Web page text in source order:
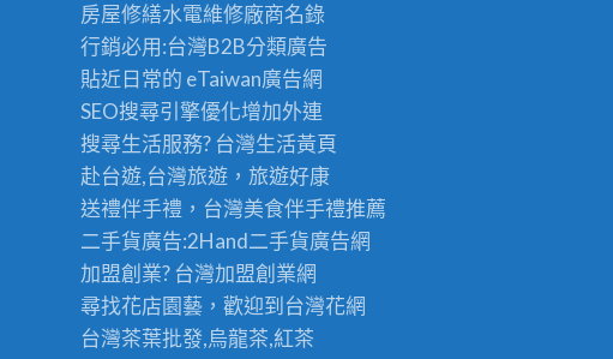
中
批
發
供
應
商
，
頂
級
老
茶
批
發
首
選
〉
批
發
：
台
灣
高
山
茶
王
級
的
品
享
受
〉
房屋修繕水電維修廠商名錄
行銷必用:台灣B2B分類廣告
貼近日常的 eTaiwan廣告網
SEO搜尋引擎優化增加外連
搜尋生活服務? 台灣生活黃頁
赴台遊,台灣旅遊 ，旅遊好康
送禮伴手禮，台灣美食伴手禮推薦
二手貨廣告:2Hand二手貨廣告網
加盟創業? 台灣加盟創業網
尋找花店園藝，歡迎到 台灣花網
台灣茶葉批發,烏龍茶,紅茶